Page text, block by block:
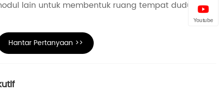
lain untuk membentuk ruang tempat duduk
Hantar Pertanyaan >>
Youtube